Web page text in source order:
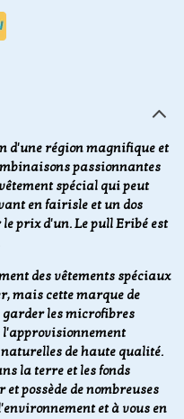
d'une région magnifique et
passionnantes
spécial qui peut
en fairisle et un dos
prix d'un. Le pull Eribé est
des vêtements spéciaux
mais cette marque de
les microfibres
l'approvisionnement
de haute qualité.
la terre et les fonds
possède de nombreuses
et à vous en